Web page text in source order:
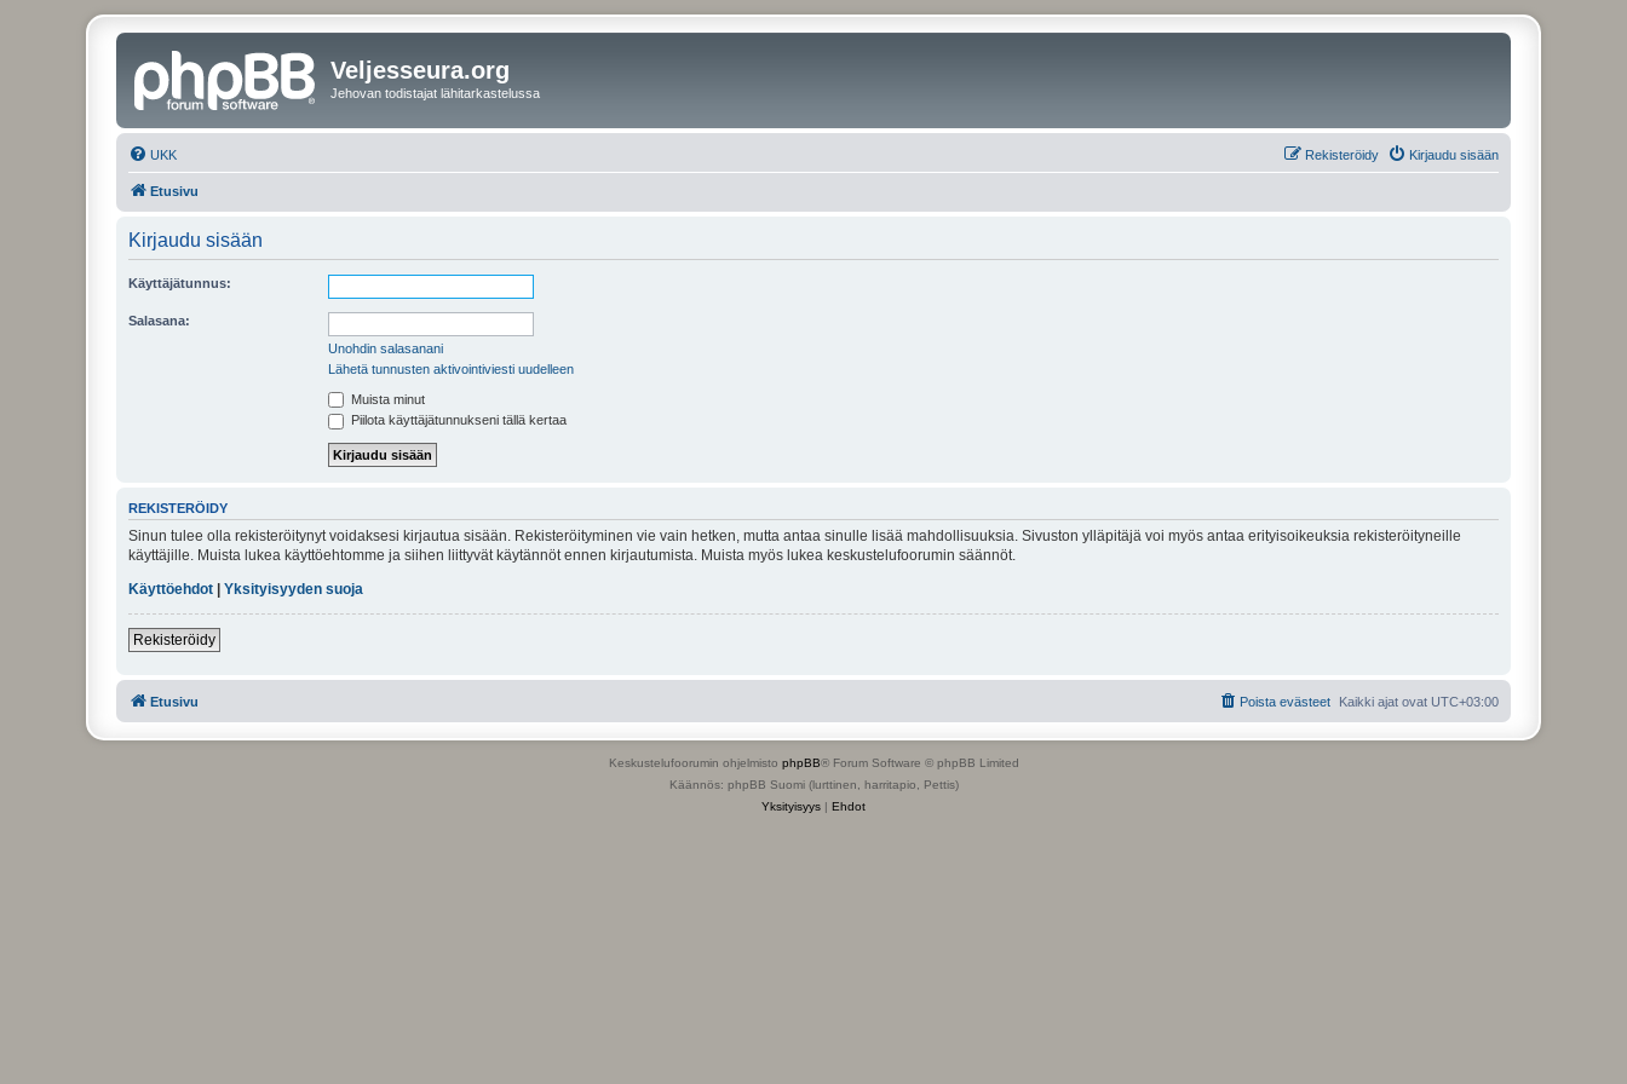
Veljesseura.org
Jehovan todistajat lähitarkastelussa
UKK Kirjaudu sisään
Rekisteröidy
Etusivu
Kirjaudu sisään
Käyttäjätunnus:
Salasana:
Unohdin salasanani
Lähetä tunnusten aktivointiviesti uudelleen
Muista minut
Piilota käyttäjätunnukseni tällä kertaa
REKISTERÖIDY
Sinun tulee olla rekisteröitynyt voidaksesi kirjautua sisään. Rekisteröityminen vie vain hetken, mutta antaa sinulle lisää mahdollisuuksia. Sivuston ylläpitäjä voi myös antaa erityisoikeuksia rekisteröityneille
käyttäjille. Muista lukea käyttöehtomme ja siihen liittyvät käytännöt ennen kirjautumista. Muista myös lukea keskustelufoorumin säännöt.
Käyttöehdot
Yksityisyyden suoja
Rekisteröidy
Etusivu Kaikki ajat ovat UTC+03:00
Poista evästeet
Keskustelufoorumin ohjelmisto phpBB® Forum Software © phpBB Limited
Käännös: phpBB Suomi (lurttinen, harritapio, Pettis)
Yksityisyys | Ehdot